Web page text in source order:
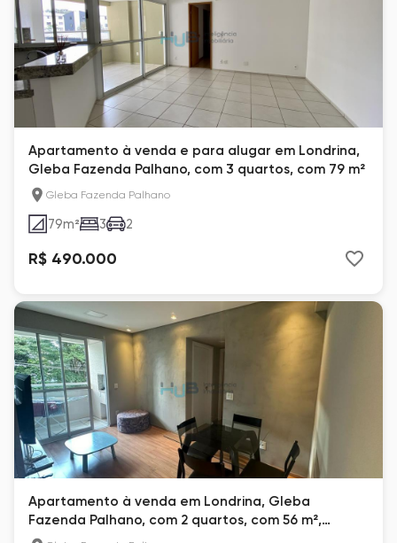
Apartamento à venda e para alugar em Londrina,
Gleba Fazenda Palhano, com 3 quartos, com 79 m²
Gleba Fazenda Palhano
79m² 3 2
R$ 490.000
Apartamento à venda em Londrina, Gleba
Fazenda Palhano, com 2 quartos, com 56 m²,
Sunset Faria Lima